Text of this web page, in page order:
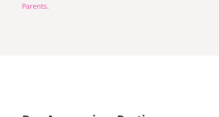
Parents.